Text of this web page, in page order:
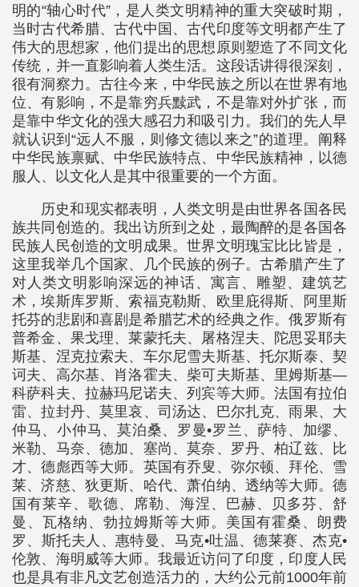
明的“轴心时代”，是人类文明精神的重大突破时期，
当时古代希腊、古代中国、古代印度等文明都产生了
伟大的思想家，他们提出的思想原则塑造了不同文化
传统，并一直影响着人类生活。这段话讲得很深刻，
很有洞察力。古往今来，中华民族之所以在世界有地
位、有影响，不是靠穷兵黩武，不是靠对外扩张，而
是靠中华文化的强大感召力和吸引力。我们的先人早
就认识到“远人不服，则修文德以来之”的道理。阐释
中华民族禀赋、中华民族特点、中华民族精神，以德
服人、以文化人是其中很重要的一个方面。
历史和现实都表明，人类文明是由世界各国各民
族共同创造的。我出访所到之处，最陶醉的是各国各
民族人民创造的文明成果。世界文明瑰宝比比皆是，
这里我举几个国家、几个民族的例子。古希腊产生了
对人类文明影响深远的神话、寓言、雕塑、建筑艺
术，埃斯库罗斯、索福克勒斯、欧里庇得斯、阿里斯
托芬的悲剧和喜剧是希腊艺术的经典之作。俄罗斯有
普希金、果戈理、莱蒙托夫、屠格涅夫、陀思妥耶夫
斯基、涅克拉索夫、车尔尼雪夫斯基、托尔斯泰、契
诃夫、高尔基、肖洛霍夫、柴可夫斯基、里姆斯基—
科萨科夫、拉赫玛尼诺夫、列宾等大师。法国有拉伯
雷、拉封丹、莫里哀、司汤达、巴尔扎克、雨果、大
仲马、小仲马、莫泊桑、罗曼•罗兰、萨特、加缪、
米勒、马奈、德加、塞尚、莫奈、罗丹、柏辽兹、比
才、德彪西等大师。英国有乔叟、弥尔顿、拜伦、雪
莱、济慈、狄更斯、哈代、萧伯纳、透纳等大师。德
国有莱辛、歌德、席勒、海涅、巴赫、贝多芬、舒
曼、瓦格纳、勃拉姆斯等大师。美国有霍桑、朗费
罗、斯托夫人、惠特曼、马克•吐温、德莱赛、杰克•
伦敦、海明威等大师。我最近访问了印度，印度人民
也是具有非凡文艺创造活力的，大约公元前1000年前